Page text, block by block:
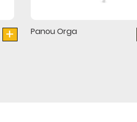
+ Panou Orga